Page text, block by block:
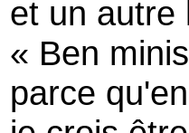
et un autre
« Ben
parce